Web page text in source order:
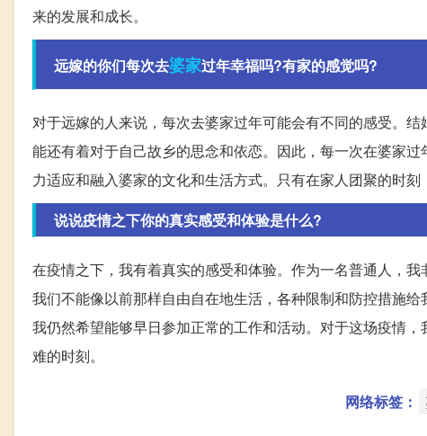
来的发展和成长。
远嫁的你们每次去婆家过年幸福吗?有家的感觉吗?
对于远嫁的人来说，每次去婆家过年可能会有不同的感受。
能还有着对于自己故乡的思念和依恋。因此，每一次在婆家
力适应和融入婆家的文化和生活方式。只有在家人团聚的时刻
说说疫情之下你的真实感受和体验是什么?
在疫情之下，我有着真实的感受和体验。作为一名普通人，
我们不能像以前那样自由自在地生活，各种限制和防控措施
我仍然希望能够早日参加正常的工作和活动。对于这场疫情
难的时刻。
网络标签：